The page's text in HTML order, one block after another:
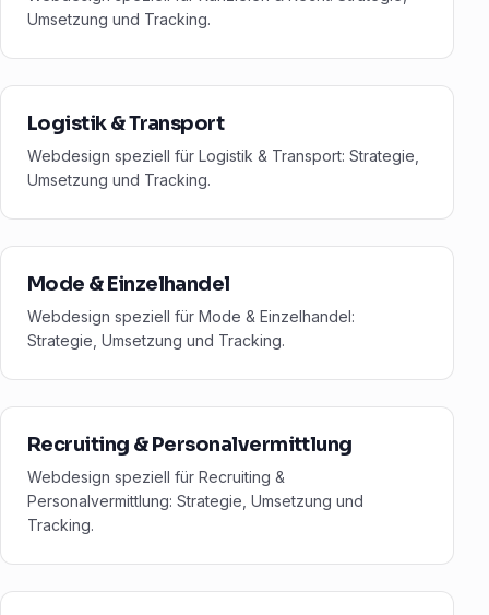
Umsetzung und Tracking.
Logistik & Transport
Webdesign speziell für Logistik & Transport: Strategie,
Umsetzung und Tracking.
Mode & Einzelhandel
Webdesign speziell für Mode & Einzelhandel:
Strategie, Umsetzung und Tracking.
Recruiting & Personalvermittlung
Webdesign speziell für Recruiting &
Personalvermittlung: Strategie, Umsetzung und
Tracking.